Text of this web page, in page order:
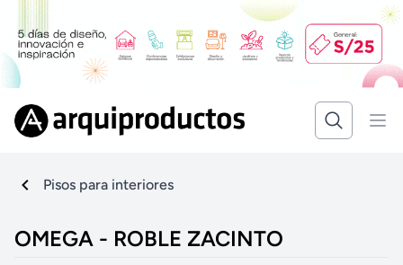
Pisos para interiores
OMEGA - ROBLE ZACINTO